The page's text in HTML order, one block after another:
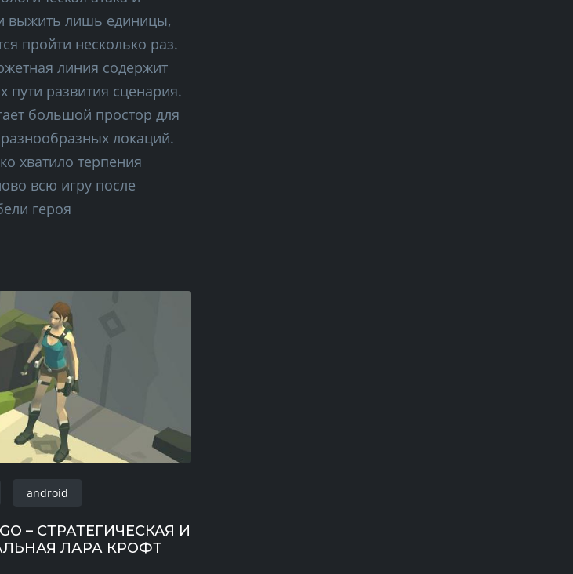
выжить лишь единицы,
пройти несколько раз.
линия содержит
пути развития сценария.
большой простор для
локаций.
хватило терпения
всю игру после
героя
android
GO – СТРАТЕГИЧЕСКАЯ И
ЛАРА КРОФТ